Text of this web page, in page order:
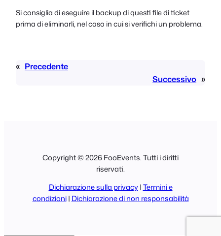
Si consiglia di eseguire il backup di questi file di ticket
prima di eliminarli, nel caso in cui si verifichi un problema.
« Precedente
Successivo »
Copyright © 2026 FooEvents. Tutti i diritti
riservati.
Dichiarazione sulla privacy|Termini e
condizioni| Dichiarazione di non responsabilità